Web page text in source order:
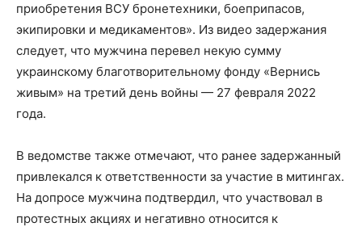
приобретения ВСУ бронетехники, боеприпасов,
экипировки и медикаментов». Из видео задержания
следует, что мужчина перевел некую сумму
украинскому благотворительному фонду «Вернись
живым» на третий день войны — 27 февраля 2022
года.
В ведомстве также отмечают, что ранее задержанный
привлекался к ответственности за участие в митингах.
На допросе мужчина подтвердил, что участвовал в
протестных акциях и негативно относится к